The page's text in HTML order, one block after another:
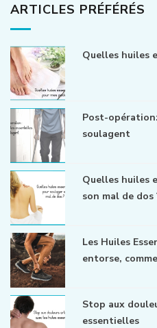
ARTICLES PRÉFÉRÉS
Quelles huiles
Post-
soulagent
Quelles huiles
son mal de dos
Les Huiles
entorse,
Stop aux
essentielles